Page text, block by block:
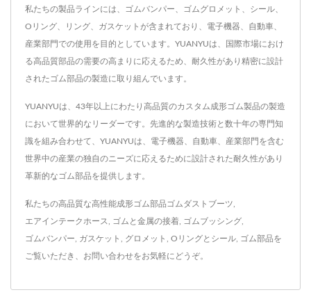
私たちの製品ラインには、ゴムバンパー、ゴムグロメット、シール、
Oリング、リング、ガスケットが含まれており、電子機器、自動車、
産業部門での使用を目的としています。YUANYUは、国際市場におけ
る高品質部品の需要の高まりに応えるため、耐久性があり精密に設計
されたゴム部品の製造に取り組んでいます。
YUANYUは、43年以上にわたり高品質のカスタム成形ゴム製品の製造
において世界的なリーダーです。先進的な製造技術と数十年の専門知
識を組み合わせて、YUANYUは、電子機器、自動車、産業部門を含む
世界中の産業の独自のニーズに応えるために設計された耐久性があり
革新的なゴム部品を提供します。
私たちの高品質な高性能成形ゴム部品ゴムダストブーツ
エアインテークホース ゴムと金属の接着 ゴムブッシング
ゴムバンパー ガスケット グロメット Oリングとシール ゴム部品を
ご覧いただき、 お問い合わせをお気軽にどうぞ。